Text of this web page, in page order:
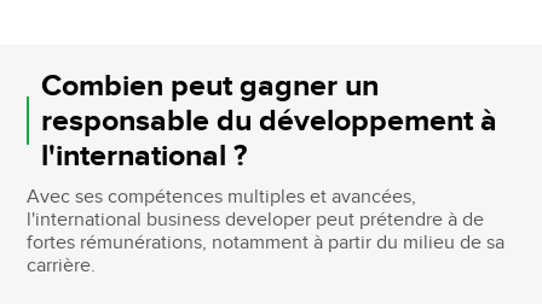
Combien peut gagner un
responsable du développement à
l'international ?
Avec ses compétences multiples et avancées,
l'international business developer peut prétendre à de
fortes rémunérations, notamment à partir du milieu de sa
carrière.